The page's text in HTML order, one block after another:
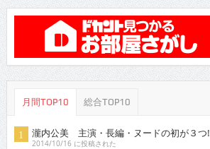
月間TOP10 総合TOP10
瀧内公美 主演・長編・ヌードの初が３つ
2014/10/16 に投稿された